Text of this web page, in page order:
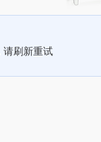
请刷新重试